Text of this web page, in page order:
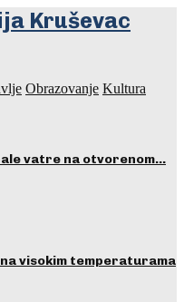
Obrazovanje Kultura
vatre na otvorenom…
visokim temperaturama